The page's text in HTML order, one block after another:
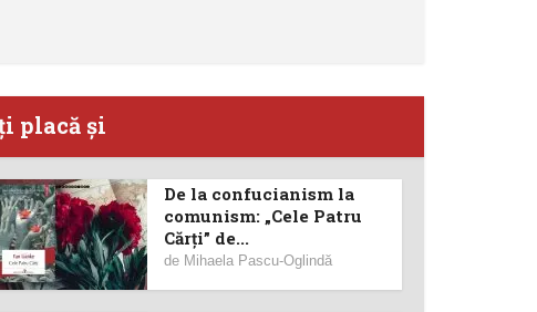
placă şi
De la confucianism la
comunism: „Cele Patru
Cărți” de...
de Mihaela Pascu-Oglindă